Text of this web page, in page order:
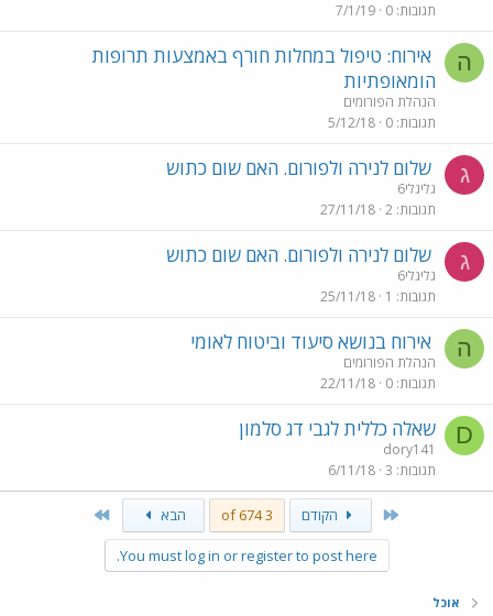
תגובות 0
7/1/19
ה
אירוח: טיפול במחלות חורף באמצעות תרופות
הומאופתיות
הנהלת הפורומים
תגובות 0
5/12/18
ג שלום לנירה ולפורום. האם שום כתוש
גליגלי6
תגובות 2
27/11/18
ג שלום לנירה ולפורום. האם שום כתוש
גליגלי6
תגובות 1
25/11/18
ה אירוח בנושא סיעוד וביטוח לאומי
הנהלת הפורומים
תגובות 0
22/11/18
D שאלה כללית לגבי דג סלמון
dory141
תגובות 3
6/11/18
First הקודם 3 of 674 הבא
You must log in or register to post here.
אוכל